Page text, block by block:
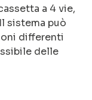
a 4 vie,
sistema può
differenti
delle